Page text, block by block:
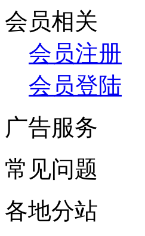
会员相关
会员注册
会员登陆
广告服务
常见问题
各地分站